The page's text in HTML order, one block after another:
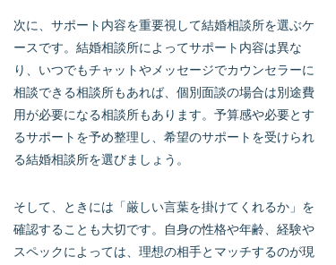
次に、サポート内容を重要視して結婚相談所を選ぶケ
ースです。結婚相談所によってサポート内容は異な
り、いつでもチャットやメッセージでカウンセラーに
相談できる相談所もあれば、個別面談の場合は別途費
用が必要になる相談所もあります。予算感や必要とす
るサポートを予め整理し、希望のサポートを受けられ
る結婚相談所を選びましょう。
そして、ときには「厳しい言葉を掛けてくれるか」を
確認することも大切です。自身の性格や年齢、経験や
スペックによっては、理想の相手とマッチするのが現